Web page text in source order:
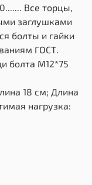
Все торцы,
заглушками
болты и гайки
ГОСТ.
болта М12*75
18 см; Длина
нагрузка: